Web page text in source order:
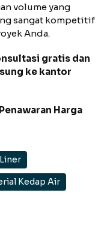
volume yang
sangat kompetitif
Anda.
gratis dan
ke kantor
Harga
Kedap Air